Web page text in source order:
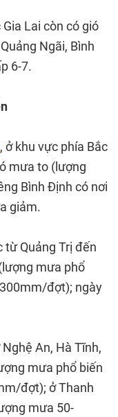
Lai còn có gió
Ngãi, Bình
6-7.
, ở khu vực phía Bắc
mưa to (lượng
Bình Định có nơi
giảm.
từ Quảng Trị đến
mưa phổ
đợt); ngày
Nghệ An, Hà Tĩnh,
mưa phổ biến
đợt); ở Thanh
mưa 50-